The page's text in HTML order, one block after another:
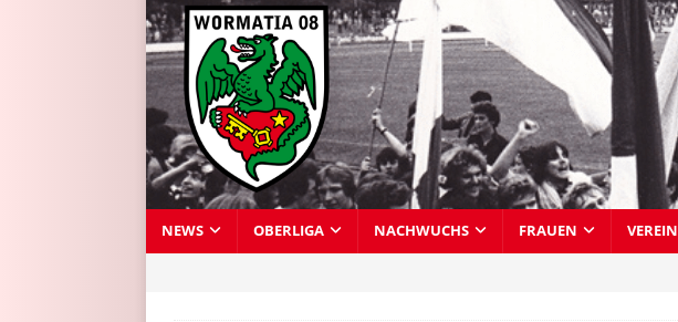
NEWS OBERLIGA NACHWUCHS FRAUEN VEREIN